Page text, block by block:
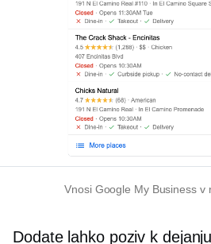
Vnosi Google My Business v
Dodate lahko poziv k dejanju